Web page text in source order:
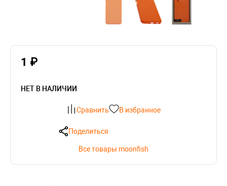
1 ₽
НЕТ В НАЛИЧИИ
Сравнить В избранное
Поделиться
Все товары moonfish